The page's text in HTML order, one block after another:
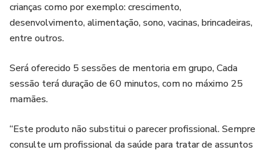
crianças como por exemplo: crescimento,
desenvolvimento, alimentação, sono, vacinas, brincadeiras,
entre outros.
Será oferecido 5 sessões de mentoria em grupo, Cada
sessão terá duração de 60 minutos, com no máximo 25
mamães.
“Este produto não substitui o parecer profissional. Sempre
consulte um profissional da saúde para tratar de assuntos